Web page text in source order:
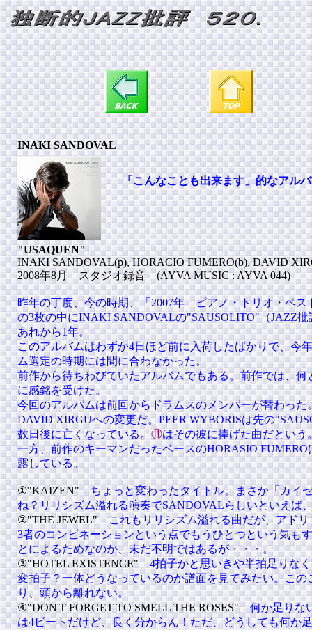
INAKI SANDOVAL
「こんなことも出来ます」的なアル
"USAQUEN"
INAKI SANDOVAL(p), HORACIO FUMERO(b), DAVID
2008年8月 スタジオ録音 (AYVA MUSIC : AYVA 044)
昨年の丁度、今の時期、「2007年 ピアノ・トリオ・ベス
の3枚の中にINAKI SANDOVALの"SAUSOLITO"（JAZZ
あれから1年。
このアルバムはわずか4日ほど前に入荷したばかりで、今
ム選定の時期には間に合わなかった。
前作から待ちわびていたアルバムでもある。前作では、
に感銘を受けた。
今回のアルバムは前回からドラムスのメンバーが替わった
DAVID XIRGUへの変更だ。PEER WYBORISは先の
数日後に亡くなっている。⑪はその彼に捧げた曲だという
一方、前作のキーマンだったベースのHORASIO
露している。
①"KAIZEN"ちょっと変わったタイトル。まさか「カイ
ね？リリシズム溢れる演奏でSANDOVALらしいといえば
②"THE JEWEL"これもリリシズム溢れる曲だが、アド
3者のコンビネーションという点でもうひとつという気も
とによるためなのか、未だ不明ではあるが・・・。
③"HOTEL EXISTENCE" 4拍子かと思いきや半拍足りな
変拍子？一体どうなっているのか譜面を見てみたい。こ
り、頭から離れない。
④"DON'T FORGET TO SMELL THE ROSES" 何か足りな
は4ビートだけど、良く分からん！ただ、どうしても何か